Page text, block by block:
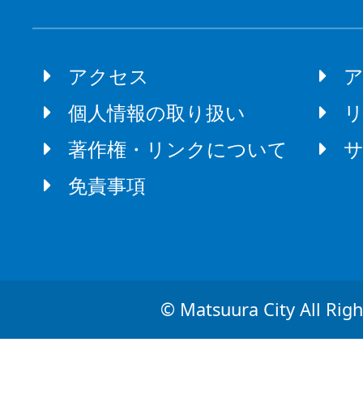
アクセス
個人情報の取り扱い
著作権・リンクについて
免責事項
© Matsuura City All